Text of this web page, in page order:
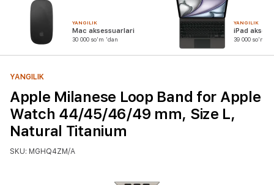
YANGILIK
Mac aksessuarlari
30 000 so'm 'dan
YANGILIK
iPad
39 000 so'm
YANGILIK
Apple Milanese Loop Band for Apple
Watch 44/45/46/49 mm, Size L,
Natural Titanium
SKU: MGHQ4ZM/A